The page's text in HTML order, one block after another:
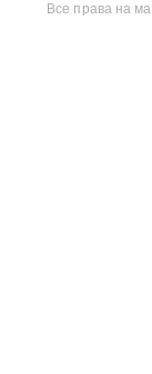
Все права на